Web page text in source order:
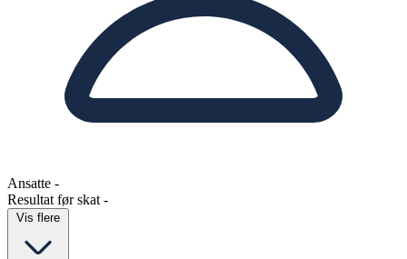
Ansatte -
Resultat før skat -
Vis flere